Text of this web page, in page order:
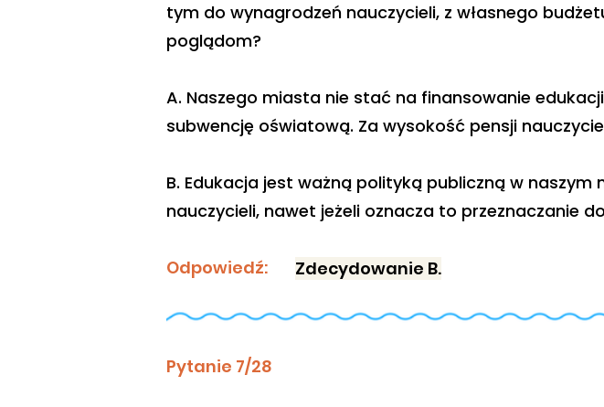
tym do wynagrodzeń nauczycieli, z własnego
poglądom?
A. Naszego miasta nie stać na finansowanie
subwencję oświatową. Za wysokość pensji
B. Edukacja jest ważną polityką publiczną w
nauczycieli, nawet jeżeli oznacza to przeznaczanie
Odpowiedź: Zdecydowanie B.
Pytanie 7/28